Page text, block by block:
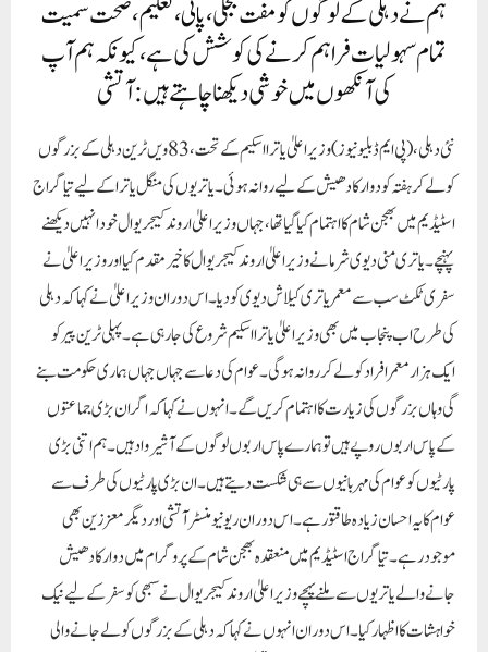
ہم نے دہلی کے لوگوں کو مفت بجلی، پانی، تعلیم، صحت سمیت
تمام سہولیات فراہم کرنے کی کوشش کی ہے، کیونکہ ہم آپ
کی آنکھوں میں خوشی دیکھنا چاہتے ہیں: آتشی
نئی دہلی،(پی ایم ڈبلیو نیوز)
وزیر اعلیٰ یاترا اسکیم کے تحت، 83ویں ٹرین دہلی کے بزرگوں
کو لے کر ہفتہ کو دوارکادھیش کے لیے روانہ ہوئی۔ یاتریوں کی منگل یاترا کے لیے تیاگراج
اسٹیڈیم میں بھجن شام کا اہتمام کیا گیا تھا، جہاں وزیر اعلیٰ اروند کیجریوال خود انہیں دیکھنے
پہنچے۔ یاتری منی دیوی شرما نے وزیر اعلیٰ اروند کیجریوال کا خیرمقدم کیا اور وزیر اعلیٰ نے
سفری ٹکٹ سب سے معمر یاتری کیلاش دیوی کو دیا۔ اس دوران وزیراعلیٰ نے کہا کہ دہلی
کی طرح اب پنجاب میں بھی وزیراعلیٰ یاترا اسکیم شروع کی جارہی ہے۔ پہلی ٹرین پیر کو
ایک ہزار معمر افراد کو لے کر روانہ ہوگی۔ عوام کی دعا سے جہاں جہاں ہماری حکومت بنے
گی وہاں بزرگوں کی زیارت کا اہتمام کریں گے۔ انہوں نے کہا کہ اگر ان بڑی جماعتوں
کے پاس اربوں روپے ہیں تو ہمارے پاس اربوں لوگوں کے آشیرواد ہیں۔ ہم اتنی بڑی
پارٹیوں کو عوام کی مہربانیوں سے ہی شکست دیتے ہیں۔ ان بڑی پارٹیوں کی طرف سے
عوام کا یہ احسان زیادہ طاقتور ہے۔ اس دوران ریونیو منسٹر آتشی اور دیگر معززین بھی
موجود رہے۔ تیاگراج اسٹیڈیم میں منعقدہ بھجن شام کے پروگرام میں دوارکادھیش
جانے والے یاتریوں سے ملنے پہچے وزیر اعلیٰ اروند کیجریوال نے سبھی کو سفر کے لیے نیک
خواہشات کا اظہار کیا۔ اس دوران انہوں نے کہا کہ دہلی کے بزرگوں کو لے جانے والی